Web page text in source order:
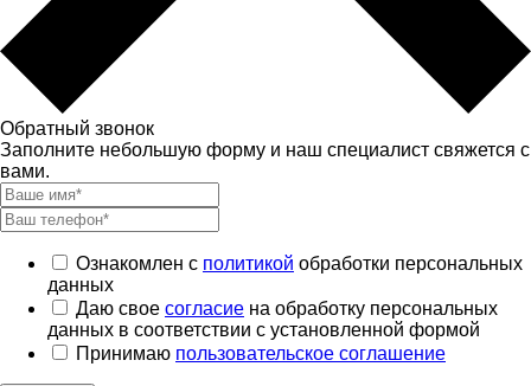
Обратный звонок
Заполните небольшую форму и наш специалист свяжется с
вами.
Ознакомлен с политикой обработки персональных
данных
Даю свое согласие на обработку персональных
данных в соответствии с установленной формой
Принимаю пользовательское соглашение